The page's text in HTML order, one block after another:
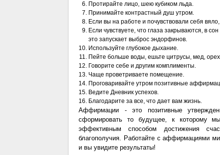
Протирайте лицо, шею кубиком льда.
Принимайте контрастный душ утром.
Если вы на работе и почувствовали себя
Если чувствуете, что глаза закрываются, в
это запускает выброс эндорфинов.
Используйте глубокое дыхание.
Пейте больше воды, ешьте цитрусы, мед,
Говорите себе и другим комплименты.
Чаще проветриваете помещение.
Проговаривайте утром позитивные
Ведите Дневник успехов.
Благодарите за все, что дает вам жизнь.
Аффирмации - это позитивные
сформировать то будущее, к которому
эффективным способом достижения
благополучия. Работайте с аффирмациями
и вы увидите результаты!